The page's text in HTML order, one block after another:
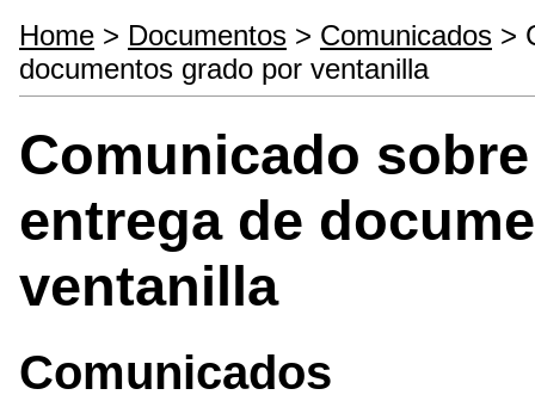
Home > Documentos > Comunicados >
documentos grado por ventanilla
Comunicado
entrega de
ventanilla
Comunicados